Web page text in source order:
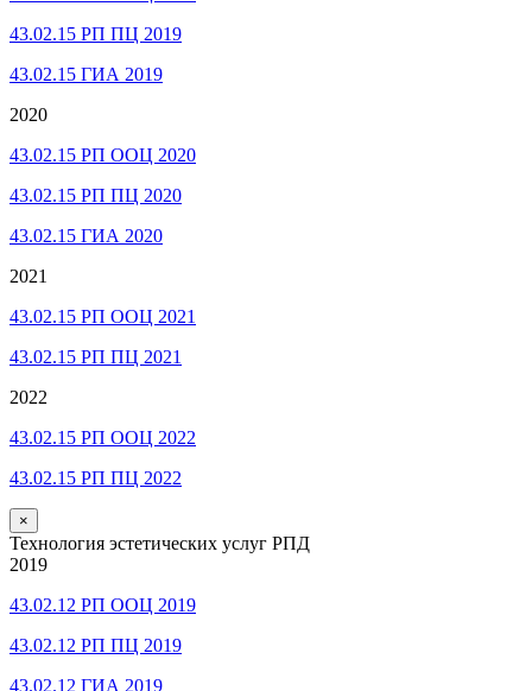
43.02.15 РП ПЦ 2019
43.02.15 ГИА 2019
2020
43.02.15 РП ООЦ 2020
43.02.15 РП ПЦ 2020
43.02.15 ГИА 2020
2021
43.02.15 РП ООЦ 2021
43.02.15 РП ПЦ 2021
2022
43.02.15 РП ООЦ 2022
43.02.15 РП ПЦ 2022
×
Технология эстетических услуг РПД
2019
43.02.12 РП ООЦ 2019
43.02.12 РП ПЦ 2019
43.02.12 ГИА 2019